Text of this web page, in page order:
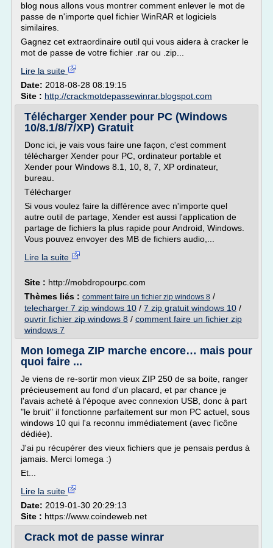
blog nous allons vous montrer comment enlever le mot de
passe de n'importe quel fichier WinRAR et logiciels
similaires.
Gagnez cet extraordinaire outil qui vous aidera à cracker le
mot de passe de votre fichier .rar ou .zip...
Lire la suite
Date: 2018-08-28 08:19:15
Site : http://crackmotdepassewinrar.blogspot.com
Télécharger Xender pour PC (Windows
10/8.1/8/7/XP) Gratuit
Donc ici, je vais vous faire une façon, c'est comment
télécharger Xender pour PC, ordinateur portable et
Xender pour Windows 8.1, 10, 8, 7, XP ordinateur,
bureau.
Télécharger
Si vous voulez faire la différence avec n'importe quel
autre outil de partage, Xender est aussi l'application de
partage de fichiers la plus rapide pour Android, Windows.
Vous pouvez envoyer des MB de fichiers audio,...
Lire la suite
Site : http://mobdropourpc.com
Thèmes liés : comment faire un fichier zip windows 8 /
telecharger 7 zip windows 10 / 7 zip gratuit windows 10 /
ouvrir fichier zip windows 8 / comment faire un fichier zip
windows 7
Mon Iomega ZIP marche encore… mais pour
quoi faire ...
Je viens de re-sortir mon vieux ZIP 250 de sa boite, ranger
précieusement au fond d'un placard, et par chance je
l'avais acheté à l'époque avec connexion USB, donc à part
"le bruit" il fonctionne parfaitement sur mon PC actuel, sous
windows 10 qui l'a reconnu immédiatement (avec l'icône
dédiée).
J'ai pu récupérer des vieux fichiers que je pensais perdus à
jamais. Merci Iomega :)
Et...
Lire la suite
Date: 2019-01-30 20:29:13
Site : https://www.coindeweb.net
Crack mot de passe winrar